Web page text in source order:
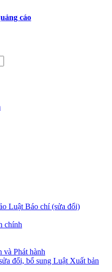
cáo
Luật Báo chí (sửa đổi)
chính
Phát hành
đổi, bổ sung Luật Xuất bản